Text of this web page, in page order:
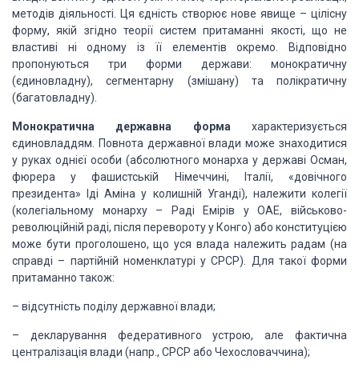
методів діяльності. Ця єдність створює нове явище – цілісну
форму, якій згідно теорії систем притаманні якості, що не
властиві ні одному із її елементів окремо. Відповідно
пропонуються три форми держави: монократичну
(єдиновладну), сегментарну (змішану) та полікратичну
(багатовладну).
Монократична державна форма характеризується
єдиновладдям. Повнота державної влади може знаходитися
у руках однієї особи (абсолютного монарха у державі Осман,
фюрера у фашистській Німеччині, Італії, «довічного
президента» Іді Аміна у колишній Уганді), належити колегії
(колегіальному монарху – Раді Емірів у ОАЕ, військово-
революційній раді, після перевороту у Конго) або конституцією
може бути проголошено, що уся влада належить радам (на
справді – партійній номенклатурі у СРСР). Для такої форми
притаманно також:
– відсутність поділу державноївлади;
– декларування федеративного устрою, але фактична
централізація влади (напр., СРСР або Чехословаччина);